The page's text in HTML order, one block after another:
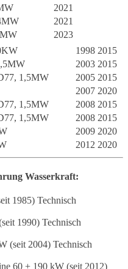
2021
2021
2023
1998 2015
2003 2015
1,5MW 2005 2015
2007 2020
1,5MW 2008 2015
1,5MW 2008 2015
2009 2020
2012 2020
Wasserkraft:
1985) Technisch
1990) Technisch
(seit 2004) Technisch
60 + 190 kW (seit 2012)